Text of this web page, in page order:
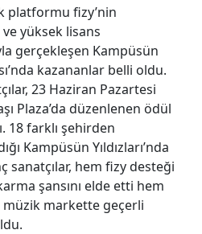
platformu fizy’nin
yüksek lisans
gerçekleşen Kampüsün
kazananlar belli oldu.
23 Haziran Pazartesi
Plaza’da düzenlenen ödül
18 farklı şehirden
Kampüsün Yıldızları’nda
sanatçılar, hem fizy desteği
şansını elde etti hem
müzik markette geçerli